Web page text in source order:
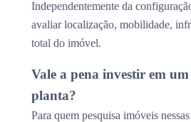
Independentemente da
avaliar localização, mobilidade,
total do imóvel.
Vale a pena investir em
planta?
Para quem pesquisa imóveis